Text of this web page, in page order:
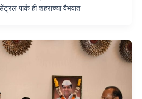
पार्क ही शहराच्या वैभवात